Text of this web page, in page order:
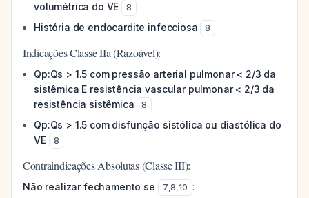
volumétrica do VE
8
História de endocardite infecciosa 8
Indicações Classe IIa (Razoável):
Qp:Qs > 1.5 com pressão arterial pulmonar < 2/3 da
sistêmica E resistência vascular pulmonar < 2/3 da
resistência sistêmica
8
Qp:Qs > 1.5 com disfunção sistólica ou diastólica do
VE
8
Contraindicações Absolutas (Classe III):
Não realizar fechamento se 7,8,10 :